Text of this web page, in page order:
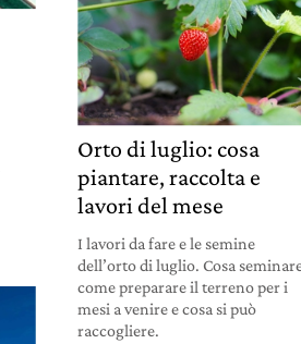
Orto di luglio: cosa
piantare, raccolta e
lavori del mese
I lavori da fare e le semine
dell’orto di luglio. Cosa
come preparare il terreno per i
mesi a venire e cosa si può
raccogliere.